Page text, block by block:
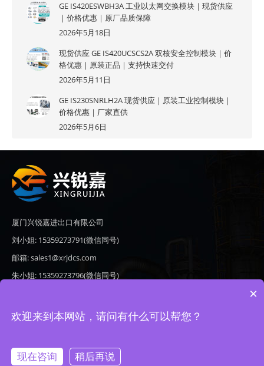
GE IS420ESWBH3A 工业以太网交换模块｜现货供应
｜价格优惠｜原厂品质保障
2026年5月18日
现货供应 GE IS420UCSCS2A 双核安全控制模块｜价
格优惠｜原装正品｜支持快速交付
2026年5月11日
GE IS230SNRLH2A 现货供应｜原装工业控制模块｜
价格优惠｜厂家直供
2026年5月6日
厦门兴锐嘉进出口有限公司
刘小姐: 15359273791(微信同号)
邮箱: sales1@xrjdcs.com
朱小姐: 15359273796(微信同号)
地址: 厦门市翔安区新澳路510号海峡现代城A座6楼609
Copyright © 2020-2026 厦门兴锐嘉进出口有限公司 版权所有 备案号：
×
欢迎来到本网站，请问有什么可以帮您？
现在咨询 稍后再说